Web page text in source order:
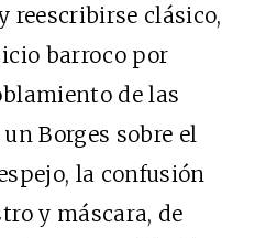
reescribirse clásico,
barroco por
de las
Borges sobre el
la confusión
y máscara, de